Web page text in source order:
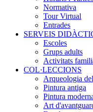
Normativa
Tour Virtual
Entrades
SERVEIS
Escoles
Grups adults
Activitats
COL·LECCIONS
Arqueologia
Pintura antiga
Pintura
Art